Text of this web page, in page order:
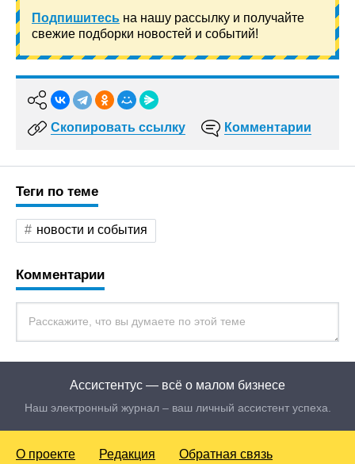
Подпишитесь на нашу рассылку и получайте
свежие подборки новостей и событий!
Скопировать ссылку Комментарии
Теги по теме
новости и события
Комментарии
Ассистентус — всё о малом бизнесе
Наш электронный журнал – ваш личный ассистент успеха.
О проекте Редакция Обратная связь